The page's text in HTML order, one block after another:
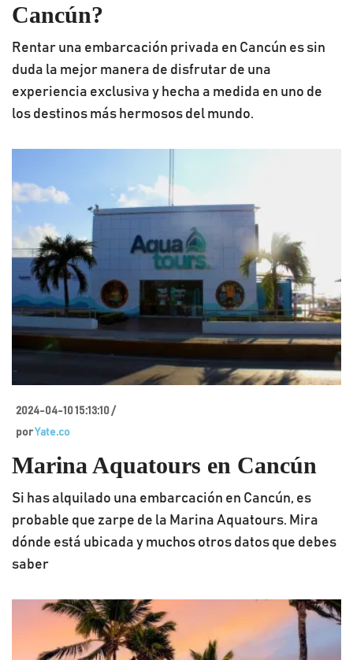
Cancún?
Rentar una embarcación privada en Cancún es sin
duda la mejor manera de disfrutar de una
experiencia exclusiva y hecha a medida en uno de
los destinos más hermosos del mundo.
2024-04-10 15:13:10 /
porYate.co
Marina Aquatours en Cancún
Si has alquilado una embarcación en Cancún, es
probable que zarpe de la Marina Aquatours. Mira
dónde está ubicada y muchos otros datos que debes
saber